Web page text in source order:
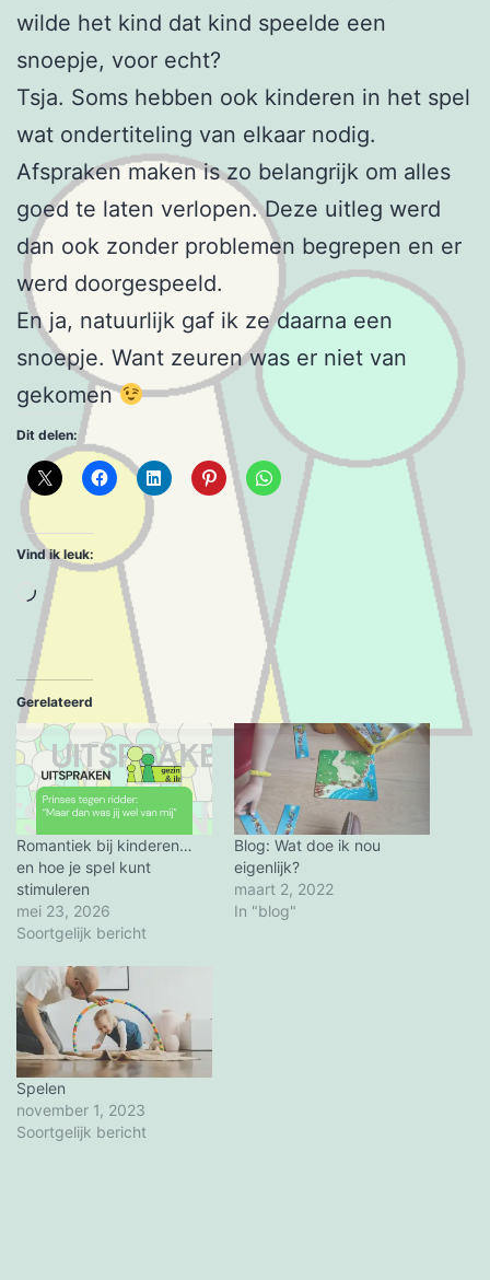
wilde het kind dat kind speelde een
snoepje, voor echt?
Tsja. Soms hebben ook kinderen in het spel
wat ondertiteling van elkaar nodig.
Afspraken maken is zo belangrijk om alles
goed te laten verlopen. Deze uitleg werd
dan ook zonder problemen begrepen en er
werd doorgespeeld.
En ja, natuurlijk gaf ik ze daarna een
snoepje. Want zeuren was er niet van
gekomen
Dit delen:
Vind ik leuk:
Aan
het
laden...
Gerelateerd
Romantiek bij kinderen…
en hoe je spel kunt
stimuleren
mei 23, 2026
Soortgelijk bericht
Blog: Wat doe ik nou
eigenlijk?
maart 2, 2022
In "blog"
Spelen
november 1, 2023
Soortgelijk bericht